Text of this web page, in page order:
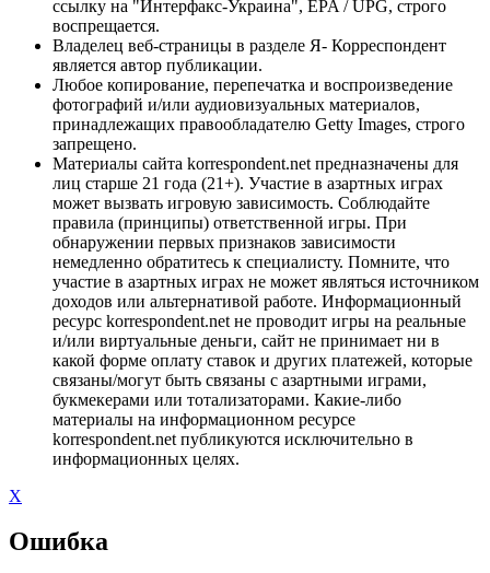
ссылку на "Интерфакс-Украина", EPA / UPG, строго
воспрещается.
Владелец веб-страницы в разделе Я- Корреспондент
является автор публикации.
Любое копирование, перепечатка и воспроизведение
фотографий и/или аудиовизуальных материалов,
принадлежащих правообладателю Getty Images, строго
запрещено.
Материалы сайта korrespondent.net предназначены для
лиц старше 21 года (21+). Участие в азартных играх
может вызвать игровую зависимость. Соблюдайте
правила (принципы) ответственной игры. При
обнаружении первых признаков зависимости
немедленно обратитесь к специалисту. Помните, что
участие в азартных играх не может являться источником
доходов или альтернативой работе. Информационный
ресурс korrespondent.net не проводит игры на реальные
и/или виртуальные деньги, сайт не принимает ни в
какой форме оплату ставок и других платежей, которые
связаны/могут быть связаны с азартными играми,
букмекерами или тотализаторами. Какие-либо
материалы на информационном ресурсе
korrespondent.net публикуются исключительно в
информационных целях.
X
Ошибка